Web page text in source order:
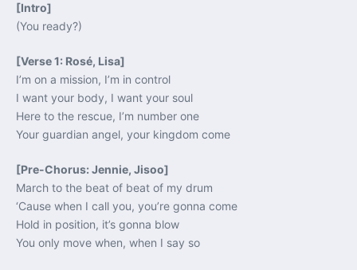
[Intro]
(You ready?)
[Verse 1: Rosé, Lisa]
I’m on a mission, I’m in control
I want your body, I want your soul
Here to the rescue, I’m number one
Your guardian angel, your kingdom come
[Pre-Chorus: Jennie, Jisoo]
March to the beat of beat of my drum
‘Cause when I call you, you’re gonna come
Hold in position, it’s gonna blow
You only move when, when I say so